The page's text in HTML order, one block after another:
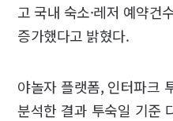
고 국내 숙소·레저 예약건
증가했다고 밝혔다.
야놀자 플랫폼, 인터파크
분석한 결과 투숙일 기준